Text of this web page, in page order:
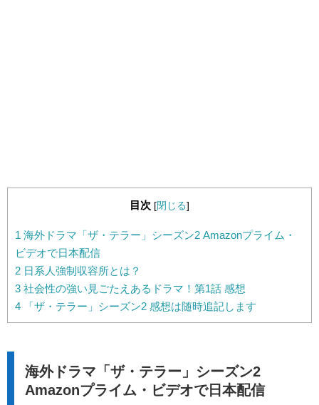
目次 [閉じる]
1 海外ドラマ「ザ・テラー」シーズン2 Amazonプライム・
ビデオで日本配信
2 日系人強制収容所とは？
3 社会性の強い見ごたえあるドラマ！第1話 感想
4 「ザ・テラー」シーズン2 感想は随時追記します
海外ドラマ「ザ・テラー」シーズン2
Amazonプライム・ビデオで日本配信